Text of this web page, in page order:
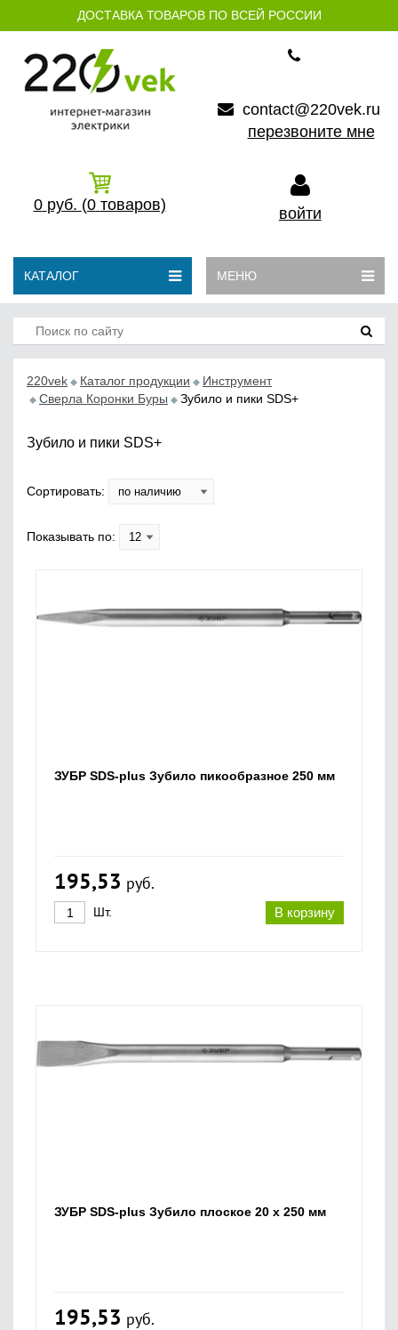
ДОСТАВКА ТОВАРОВ ПО ВСЕЙ РОССИИ
contact@220vek.ru
перезвоните мне
0 руб. (0 товаров) войти
КАТАЛОГ МЕНЮ
220vek Каталог продукции
Инструмент
Сверла Коронки Буры
Зубило и пики SDS+
Зубило и пики SDS+
Сортировать:
Показывать по:
ЗУБР SDS-plus Зубило пикообразное 250 мм
195,53 руб.
В корзину
Шт.
ЗУБР SDS-plus Зубило плоское 20 x 250 мм
195,53 руб.